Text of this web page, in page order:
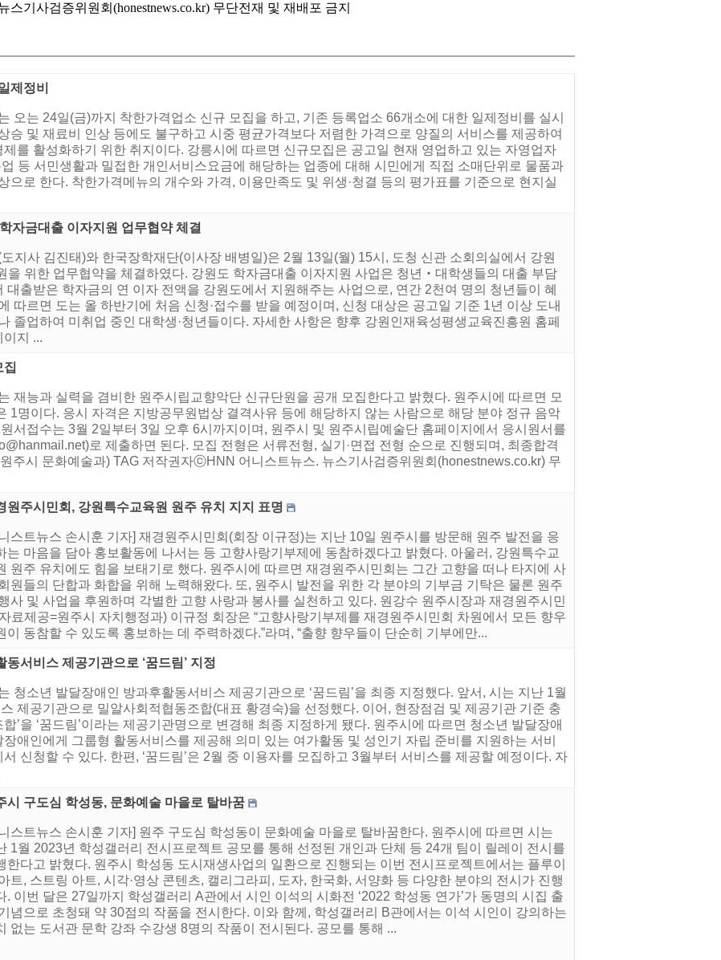
기사검증위원회(honestnews.co.kr) 무단전재 및 재배포 금지
제정비
오는 24일(금)까지 착한가격업소 신규 모집을 하고, 기존 등록업소 66개소에 대한 일제정비를 실시
승 및 재료비 인상 등에도 불구하고 시중 평균가격보다 저렴한 가격으로 양질의 서비스를 제공하여
를 활성화하기 위한 취지이다. 강릉시에 따르면 신규모집은 공고일 현재 영업하고 있는 자영업자
등 서민생활과 밀접한 개인서비스요금에 해당하는 업종에 대해 시민에게 직접 소매단위로 물품과
으로 한다. 착한가격메뉴의 개수와 가격, 이용만족도 및 위생·청결 등의 평가표를 기준으로 현지실
자금대출 이자지원 업무협약 체결
지사 김진태)와 한국장학재단(이사장 배병일)은 2월 13일(월) 15시, 도청 신관 소회의실에서 강원
을 위한 업무협약을 체결하였다. 강원도 학자금대출 이자지원 사업은 청년‧대학생들의 대출 부담
출받은 학자금의 연 이자 전액을 강원도에서 지원해주는 사업으로, 연간 2천여 명의 청년들이 혜
따르면 도는 올 하반기에 처음 신청·접수를 받을 예정이며, 신청 대상은 공고일 기준 1년 이상 도내
졸업하여 미취업 중인 대학생·청년들이다. 자세한 사항은 향후 강원인재육성평생교육진흥원 홈페
지 ...
재능과 실력을 겸비한 원주시립교향악단 신규단원을 공개 모집한다고 밝혔다. 원주시에 따르면 모
1명이다. 응시 자격은 지방공무원법상 결격사유 등에 해당하지 않는 사람으로 해당 분야 정규 음악
서접수는 3월 2일부터 3일 오후 6시까지이며, 원주시 및 원주시립예술단 홈페이지에서 응시원서를
로 제출하면 된다. 모집 전형은 서류전형, 실기·면접 전형 순으로 진행되며, 최종합격
주시 문화예술과) TAG 저작권자ⓒHNN 어니스트뉴스. 뉴스기사검증위원회(honestnews.co.kr) 무
원주시민회, 강원특수교육원 원주 유치 지지 표명
스트뉴스 손시훈 기자] 재경원주시민회(회장 이규정)는 지난 10일 원주시를 방문해 원주 발전을 응
는 마음을 담아 홍보활동에 나서는 등 고향사랑기부제에 동참하겠다고 밝혔다. 아울러, 강원특수교
원주 유치에도 힘을 보태기로 했다. 원주시에 따르면 재경원주시민회는 그간 고향을 떠나 타지에 사
원들의 단합과 화합을 위해 노력해왔다. 또, 원주시 발전을 위한 각 분야의 기부금 기탁은 물론 원주
사 및 사업을 후원하며 각별한 고향 사랑과 봉사를 실천하고 있다. 원강수 원주시장과 재경원주시민
료제공=원주시 자치행정과) 이규정 회장은 “고향사랑기부제를 재경원주시민회 차원에서 모든 향우
이 동참할 수 있도록 홍보하는 데 주력하겠다.”라며, “출향 향우들이 단순히 기부에만...
서비스 제공기관으로 ‘꿈드림’ 지정
청소년 발달장애인 방과후활동서비스 제공기관으로 ‘꿈드림’을 최종 지정했다. 앞서, 시는 지난 1월
제공기관으로 밀알사회적협동조합(대표 황경숙)을 선정했다. 이어, 현장점검 및 제공기관 기준 충
’을 ‘꿈드림’이라는 제공기관명으로 변경해 최종 지정하게 됐다. 원주시에 따르면 청소년 발달장애
애인에게 그룹형 활동서비스를 제공해 의미 있는 여가활동 및 성인기 자립 준비를 지원하는 서비
신청할 수 있다. 한편, ‘꿈드림’은 2월 중 이용자를 모집하고 3월부터 서비스를 제공할 예정이다. 자
시 구도심 학성동, 문화예술 마을로 탈바꿈
스트뉴스 손시훈 기자] 원주 구도심 학성동이 문화예술 마을로 탈바꿈한다. 원주시에 따르면 시는
1월 2023년 학성갤러리 전시프로젝트 공모를 통해 선정된 개인과 단체 등 24개 팀이 릴레이 전시를
한다고 밝혔다. 원주시 학성동 도시재생사업의 일환으로 진행되는 이번 전시프로젝트에서는 플루이
트, 스트링 아트, 시각·영상 콘텐츠, 캘리그라피, 도자, 한국화, 서양화 등 다양한 분야의 전시가 진행
. 이번 달은 27일까지 학성갤러리 A관에서 시인 이석의 시화전 ‘2022 학성동 연가’가 동명의 시집 출
념으로 초청돼 약 30점의 작품을 전시한다. 이와 함께, 학성갤러리 B관에서는 이석 시인이 강의하는
없는 도서관 문학 강좌 수강생 8명의 작품이 전시된다. 공모를 통해 ...